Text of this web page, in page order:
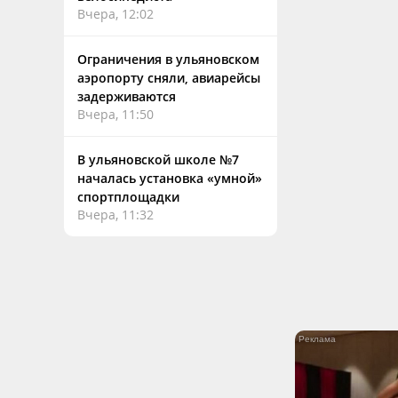
Вчера, 12:02
Ограничения в ульяновском
аэропорту сняли, авиарейсы
задерживаются
Вчера, 11:50
В ульяновской школе №7
началась установка «умной»
спортплощадки
Вчера, 11:32